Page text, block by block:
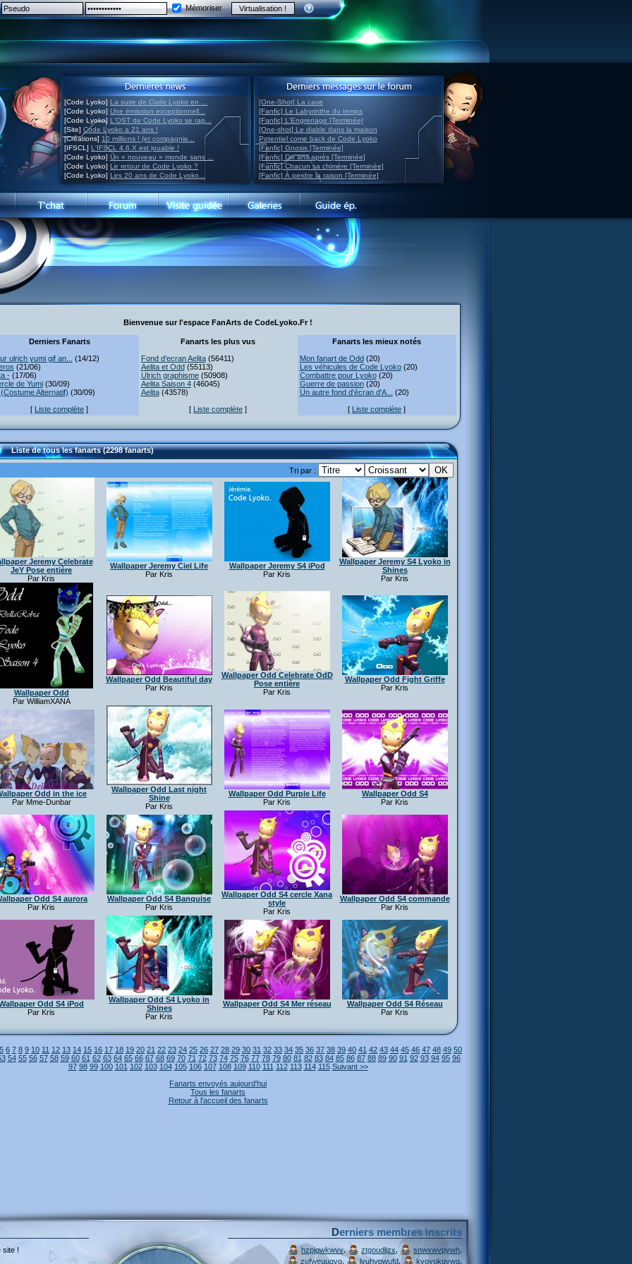
Mémoriser
[Code Lyoko] La suite de Code Lyoko en ...
[Code Lyoko] Une émission exceptionnell...
[Code Lyoko] L'OST de Code Lyoko se rap...
[Site] Code Lyoko a 21 ans !
[Créations] 10 millions ! (et compagnie...
[IFSCL] L'IFSCL 4.6.X est jouable !
[Code Lyoko] Un « nouveau » monde sans ...
[Code Lyoko] Le retour de Code Lyoko ?
[Code Lyoko] Les 20 ans de Code Lyoko...
[One-Shot] La cave
[Fanfic] Le Labyrinthe du temps
[Fanfic] L'Engrenage [Terminée]
[One-shot] Le diable dans la maison
Potentiel come back de Code Lyoko
[Fanfic] Gnosis [Terminée]
[Fanfic] Dix ans après [Terminée]
[Fanfic] Chacun sa chimère [Terminée]
[Fanfic] À perdre la raison [Terminée]
Bienvenue sur l'espace FanArts de CodeLyoko.Fr !
Derniers Fanarts
ulrich yumi gif an...
(14/12)
(21/06)
-(17/06)
de Yumi(30/09)
Alternatif) (30/09)
[ Liste complète ]
Fanarts les plus vus
Fond d'ecran Aelita(56411)
Aelita et Odd(55113)
Ulrich graphisme(50908)
Aelita Saison 4(46045)
Aelita(43578)
[ Liste complète ]
Fanarts les mieux notés
Mon fanart de Odd(20)
Les véhicules de Code Lyoko(20)
Combattre pour Lyoko(20)
Guerre de passion(20)
Un autre fond d'écran d'A...
(20)
[ Liste complète ]
Liste de tous les fanarts (2298 fanarts)
Tri par :
Jeremy Celebrate
JeY Pose entière
Par Kris
Wallpaper Jeremy Ciel Life
Par Kris
Wallpaper Jeremy S4 iPod
Par Kris
Wallpaper Jeremy S4 Lyoko in
Shines
Par Kris
Wallpaper Odd
Par WilliamXANA
Wallpaper Odd Beautiful day
Par Kris
Wallpaper Odd Celebrate OdD
Pose entière
Par Kris
Wallpaper Odd Fight Griffe
Par Kris
Odd in the ice
Par Mme-Dunbar
Wallpaper Odd Last night
Shine
Par Kris
Wallpaper Odd Purple Life
Par Kris
Wallpaper Odd S4
Par Kris
Odd S4 aurora
Par Kris
Wallpaper Odd S4 Banquise
Par Kris
Wallpaper Odd S4 cercle Xana
style
Par Kris
Wallpaper Odd S4 commande
Par Kris
Odd S4 iPod
Par Kris
Wallpaper Odd S4 Lyoko in
Shines
Par Kris
Wallpaper Odd S4 Mer réseau
Par Kris
Wallpaper Odd S4 Réseau
Par Kris
5 6 7 8 9 10 11 12 13 14 15 16 17 18 19 20 21 22 23 24 25 26 27 28 29 30 31 32 33 34 35 36 37 38 39 40 41 42 43 44 45 46 47 48 49 50
54 55 56 57 58 59 60 61 62 63 64 65 66 67 68 69 70 71 72 73 74 75 76 77 78 79 80 81 82 83 84 85 86 87 88 89 90 91 92 93 94 95 96
97 98 99 100 101 102 103 104 105 106 107 108 109 110 111 112 113 114 115 Suivant >>
Fanarts envoyés aujourd'hui
Tous les fanarts
Retour à l'accueil des fanarts
site !
Derniers membres inscrits
hzpjqwkwvv, ztgoudljzx , snwxwvpywh
zufweuuqvg
lyuhypwufd , kvovokqvwq